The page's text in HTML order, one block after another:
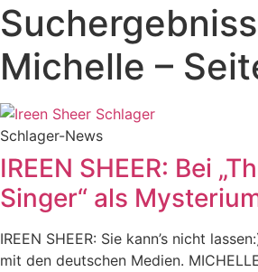
Michelle –
Schlager-News
IREEN SHEER: Bei
Singer“ als
IREEN SHEER: Sie kann’s nicht
mit den deutschen Medien.